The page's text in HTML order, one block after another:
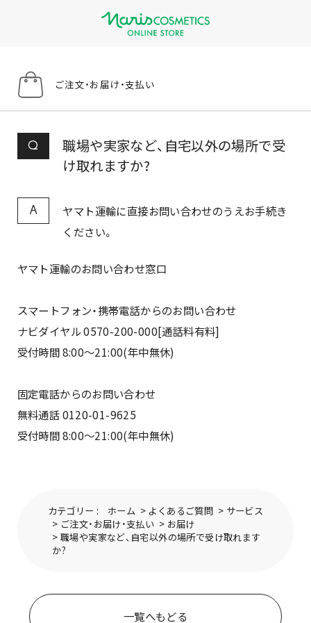
ご注文・お届け・支払い
Q
職場や実家など、自宅以外の場所で受
け取れますか?
A
ヤマト運輸に直接お問い合わせのうえお手続き
ください。
ヤマト運輸のお問い合わせ窓口
スマートフォン・携帯電話からのお問い合わせ
ナビダイヤル 0570-200-000[通話料有料]
受付時間 8:00〜21:00(年中無休)
固定電話からのお問い合わせ
無料通話 0120-01-9625
受付時間 8:00〜21:00(年中無休)
カテゴリー : ホーム > よくあるご質問 > サービス
> ご注文・お届け・支払い > お届け
> 職場や実家など、自宅以外の場所で受け取れます
か?
一覧へもどる